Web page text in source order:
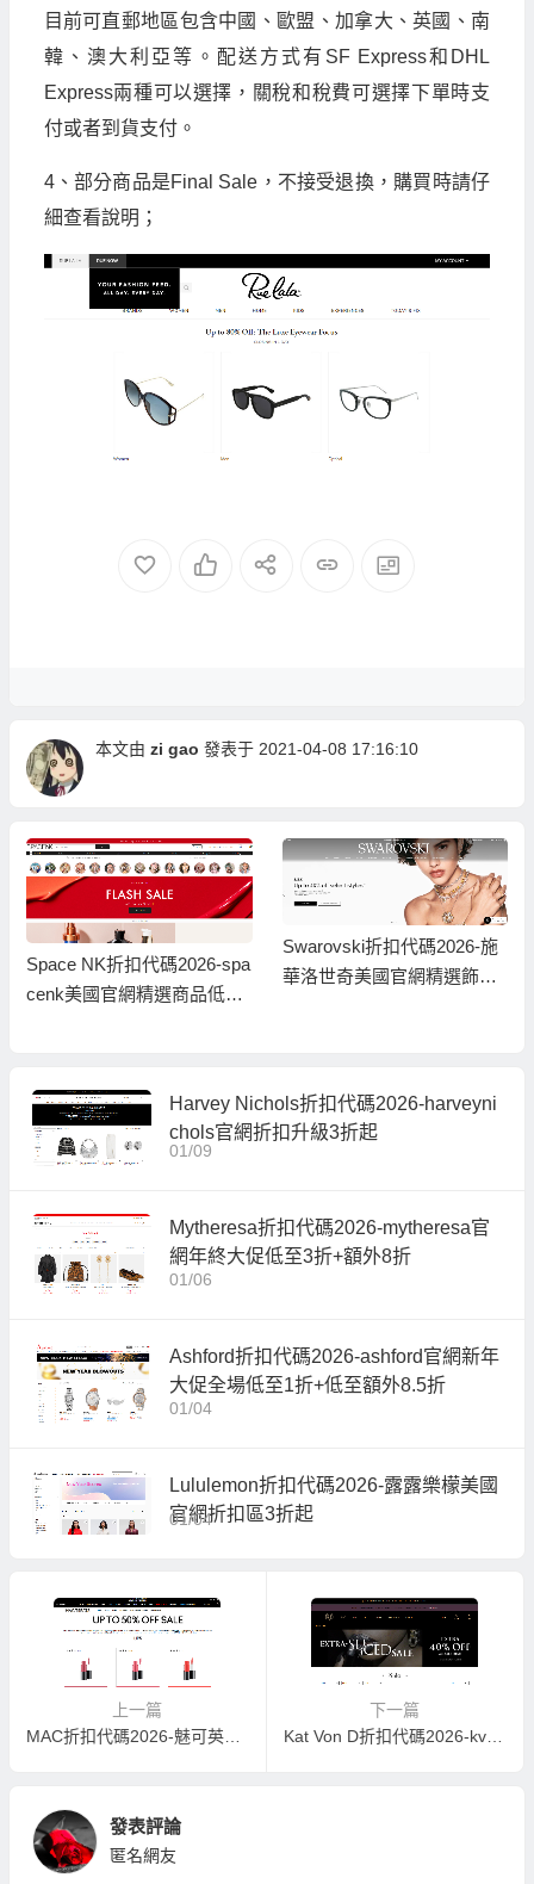
目前可直郵地區包含中國、歐盟、加拿大、英國、南
韓、澳大利亞等。配送方式有SF Express和DHL
Express兩種可以選擇，關稅和稅費可選擇下單時支
付或者到貨支付。
4、部分商品是Final Sale，不接受退換，購買時請仔
細查看說明；
本文由 zi gao 發表于 2021-04-08 17:16:10
Space NK折扣代碼2026-spa
cenk美國官網精選商品低至
Swarovski折扣代碼2026-施
華洛世奇美國官網精選飾品
Harvey Nichols折扣代碼2026-harveyni
chols官網折扣升級3折起
01/09
Mytheresa折扣代碼2026-mytheresa官
網年終大促低至3折+額外8折
01/06
Ashford折扣代碼2026-ashford官網新年
大促全場低至1折+低至額外8.5折
01/04
Lululemon折扣代碼2026-露露樂檬美國
官網折扣區3折起
01/04
上一篇
MAC折扣代碼2026-魅可英國官網現有精選商品低至5折+滿£50送6件套英國境內免郵
下一篇
Kat Von D折扣代碼2026-kvdvegan美國官網現有折扣區美妝額外6折促銷滿額免郵
發表評論
匿名網友